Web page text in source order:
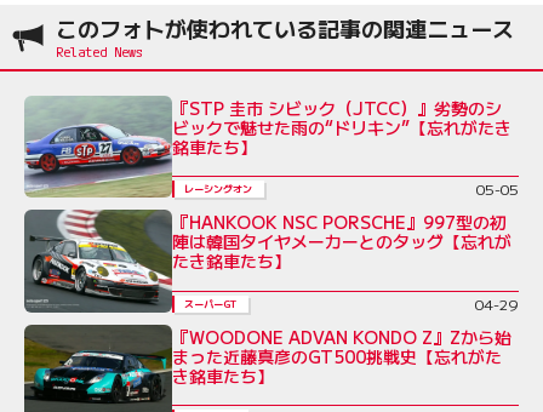
このフォトが使われている記事の関連ニュース
『STP 圭市 シビック（JTCC）』劣勢のシ
ビックで魅せた雨の“ドリキン”【忘れがたき
銘車たち】
レーシングオン 05-05
『HANKOOK NSC PORSCHE』997型の初
陣は韓国タイヤメーカーとのタッグ【忘れが
たき銘車たち】
スーパーGT 04-29
『WOODONE ADVAN KONDO Z』Zから始
まった近藤真彦のGT500挑戦史【忘れがた
き銘車たち】